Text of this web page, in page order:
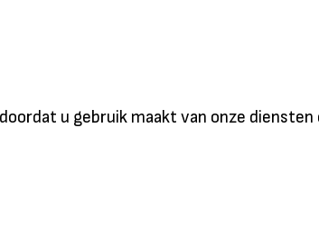
u gebruik maakt van onze